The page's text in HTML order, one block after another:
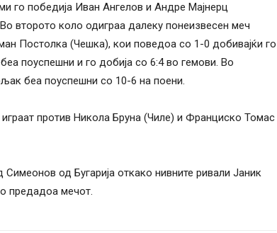
го победија Иван Ангелов и Андре Мајнерц
второто коло одиграа далеку понеизвесен меч
Постолка (Чешка), кои поведоа со 1-0 добивајќи го
поуспешни и го добија со 6:4 во гемови. Во
беа поуспешни со 10-6 на поени.
играат против Никола Бруна (Чиле) и Франциско Томас
од Бугарија откако нивните ривали Јаник
предадоа мечот.